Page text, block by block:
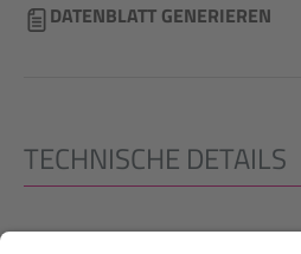
DATENBLATT GENERIEREN
TECHNISCHE DETAILS